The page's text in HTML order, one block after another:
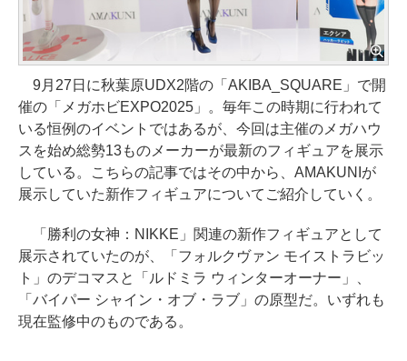
9月27日に秋葉原UDX2階の「AKIBA_SQUARE」で開
催の「メガホビEXPO2025」。毎年この時期に行われて
いる恒例のイベントではあるが、今回は主催のメガハウ
スを始め総勢13ものメーカーが最新のフィギュアを展示
している。こちらの記事ではその中から、AMAKUNIが
展示していた新作フィギュアについてご紹介していく。
「勝利の女神：NIKKE」関連の新作フィギュアとして
展示されていたのが、「フォルクヴァン モイストラビッ
ト」のデコマスと「ルドミラ ウィンターオーナー」、
「バイパー シャイン・オブ・ラブ」の原型だ。いずれも
現在監修中のものである。